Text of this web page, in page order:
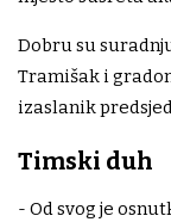
Dobru su
Tramišak i
izaslanik
Timski duh
- Od svog je